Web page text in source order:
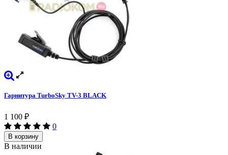
Гарнитура TurboSky TV-3 BLACK
1 100 ₽
0
В корзину
В наличии